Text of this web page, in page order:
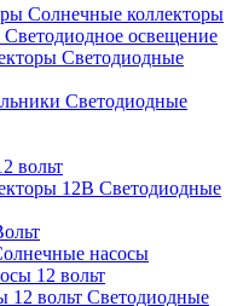
Солнечные коллекторы
Светодиодное освещение
Светодиодные
Светодиодные
вольт
Светодиодные
насосы
12 вольт
Светодиодные